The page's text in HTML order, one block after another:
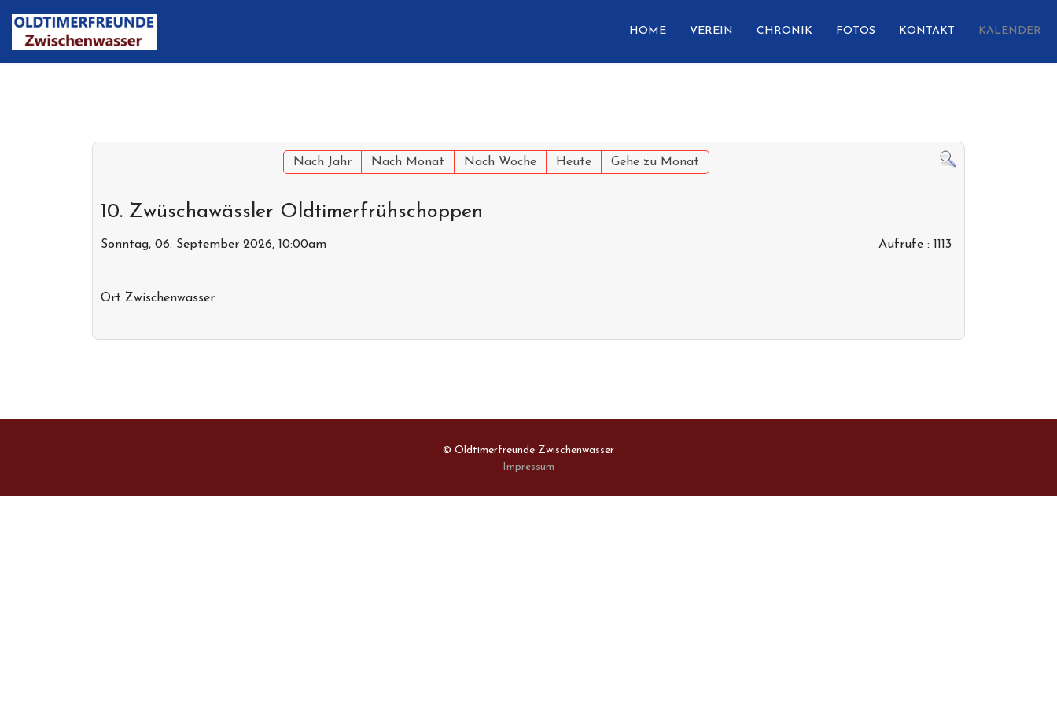
HOME VEREIN CHRONIK FOTOS KONTAKT KALENDER
Nach Jahr Nach Monat Nach Woche Heute Gehe zu Monat
10. Zwüschawässler Oldtimerfrühschoppen
Sonntag, 06. September 2026, 10:00am Aufrufe : 1113
Ort Zwischenwasser
© Oldtimerfreunde Zwischenwasser
Impressum